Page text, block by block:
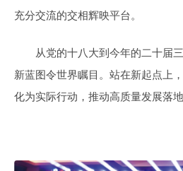
充分交流的交相辉映平台。
从党的十八大到今年的二十届
新蓝图令世界瞩目。站在新起点上
化为实际行动，推动高质量发展落